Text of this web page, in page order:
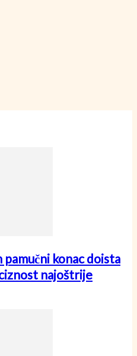
pamučni konac doista
najoštrije